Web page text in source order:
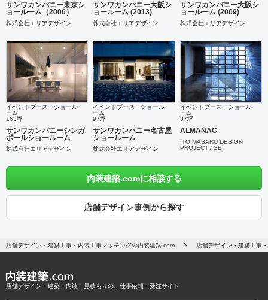
サンワカンパニー東京シ
ョールーム（2006）
株式会社エリアデザイン
サンワカンパニー大阪シ
ョールーム (2013)
株式会社エリアデザイン
サンワカンパニー大阪シ
ョールーム (2009)
株式会社エリアデザイン
イベントブース・ショール
ーム
163坪
サンワカンパニーシンガ
ポールショールーム
株式会社エリアデザイン
イベントブース・ショール
ーム
97坪
サンワカンパニー名古屋
ショールーム
株式会社エリアデザイン
イベントブース・ショール
ーム
37坪
ALMANAC
ITO MASARU DESIGN
PROJECT / SEI
内装建築.comに相談する
店舗デザイン事例から探す
店舗デザイン・建築工事・内装工事マッチングの内装建築.com 店舗デザイン・建築工事
店舗デザイン・建築・内装・見積もりの、仕事依頼・受注サイト